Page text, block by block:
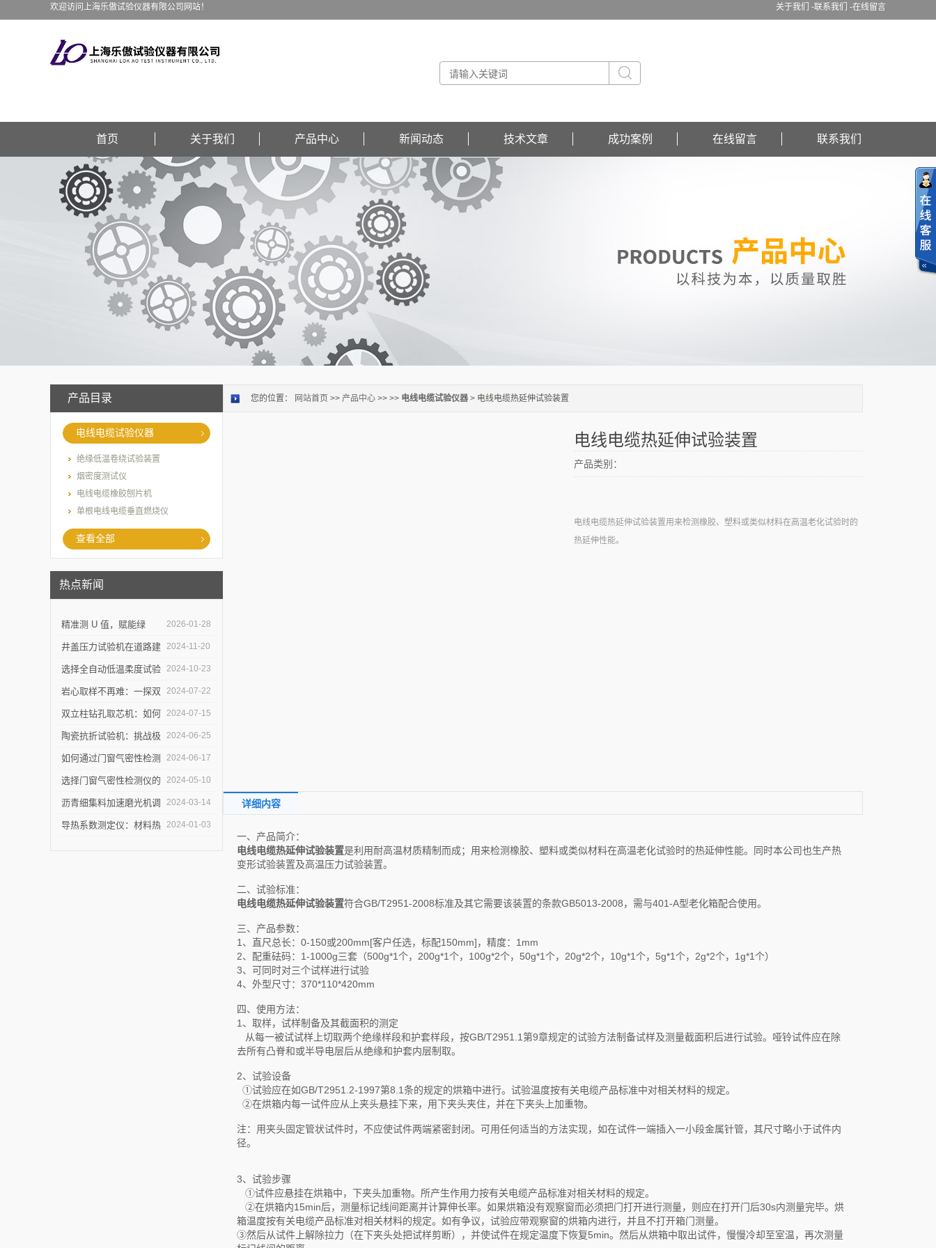
关于我们 -联系我们 -在线留言
欢迎访问上海乐傲试验仪器有限公司网站！
首页 关于我们 产品中心 新闻动态 技术文章 成功案例 在线留言 联系我们
产品目录
电线电缆试验仪器
绝缘低温卷绕试验装置
烟密度测试仪
电线电缆橡胶刨片机
单根电线电缆垂直燃烧仪
查看全部
热点新闻
精准测 U 值，赋能绿
建：上海乐傲的传热系数
测量仪守护建筑节能底线
2026-01-28
井盖压力试验机在道路建
设中的作用是什么？
2024-11-20
选择全自动低温柔度试验
仪，需要注意哪些事项？
2024-10-23
岩心取样不再难：一探双
立柱钻孔取芯机的奥秘
2024-07-22
双立柱钻孔取芯机：如何
提高地质取样的精确度与
效率？
2024-07-15
陶瓷抗折试验机：挑战极
限，提升可能
2024-06-25
如何通过门窗气密性检测
仪节能？
2024-06-17
选择门窗气密性检测仪的
关键因素是什么？
2024-05-10
沥青细集料加速磨光机调
试完毕紧急发货
2024-03-14
导热系数测定仪：材料热 2024-01-03
您的位置： 网站首页 >> 产品中心 >> >> 电线电缆试验仪器 > 电线电缆热延伸试验装置
电线电缆热延伸试验装置
产品类别：
电线电缆热延伸试验装置用来检测橡胶、塑料或类似材料在高温老化试验时的
热延伸性能。
详细内容
一、产品简介：
电线电缆热延伸试验装置是利用耐高温材质精制而成；用来检测橡胶、塑料或类似材料在高温老化试验时的热延伸性能。同时本公司也生产热
变形试验装置及高温压力试验装置。
二、试验标准：
电线电缆热延伸试验装置符合GB/T2951-2008标准及其它需要该装置的条款GB5013-2008，需与401-A型老化箱配合使用。
三、产品参数：
1、直尺总长：0-150或200mm[客户任选，标配150mm]，精度：1mm
2、配重砝码：1-1000g三套（500g*1个，200g*1个，100g*2个，50g*1个，20g*2个，10g*1个，5g*1个，2g*2个，1g*1个）
3、可同时对三个试样进行试验
4、外型尺寸：370*110*420mm
四、使用方法：
1、取样，试样制备及其截面积的测定
从每一被试试样上切取两个绝缘样段和护套样段，按GB/T2951.1第9章规定的试验方法制备试样及测量截面积后进行试验。哑铃试件应在除
去所有凸脊和或半导电层后从绝缘和护套内层制取。
2、试验设备
①试验应在如GB/T2951.2-1997第8.1条的规定的烘箱中进行。试验温度按有关电缆产品标准中对相关材料的规定。
②在烘箱内每一试件应从上夹头悬挂下来，用下夹头夹住，并在下夹头上加重物。
注：用夹头固定管状试件时，不应使试件两端紧密封闭。可用任何适当的方法实现，如在试件一端插入一小段金属针管，其尺寸略小于试件内
径。
3、试验步骤
①试件应悬挂在烘箱中，下夹头加重物。所产生作用力按有关电缆产品标准对相关材料的规定。
②在烘箱内15min后，测量标记线间距离并计算伸长率。如果烘箱没有观察窗而必须把门打开进行测量，则应在打开门后30s内测量完毕。烘
箱温度按有关电缆产品标准对相关材料的规定。如有争议，试验应带观察窗的烘箱内进行，并且不打开箱门测量。
③然后从试件上解除拉力（在下夹头处把试样剪断），并使试件在规定温度下恢复5min。然后从烘箱中取出试件，慢慢冷却至室温，再次测量